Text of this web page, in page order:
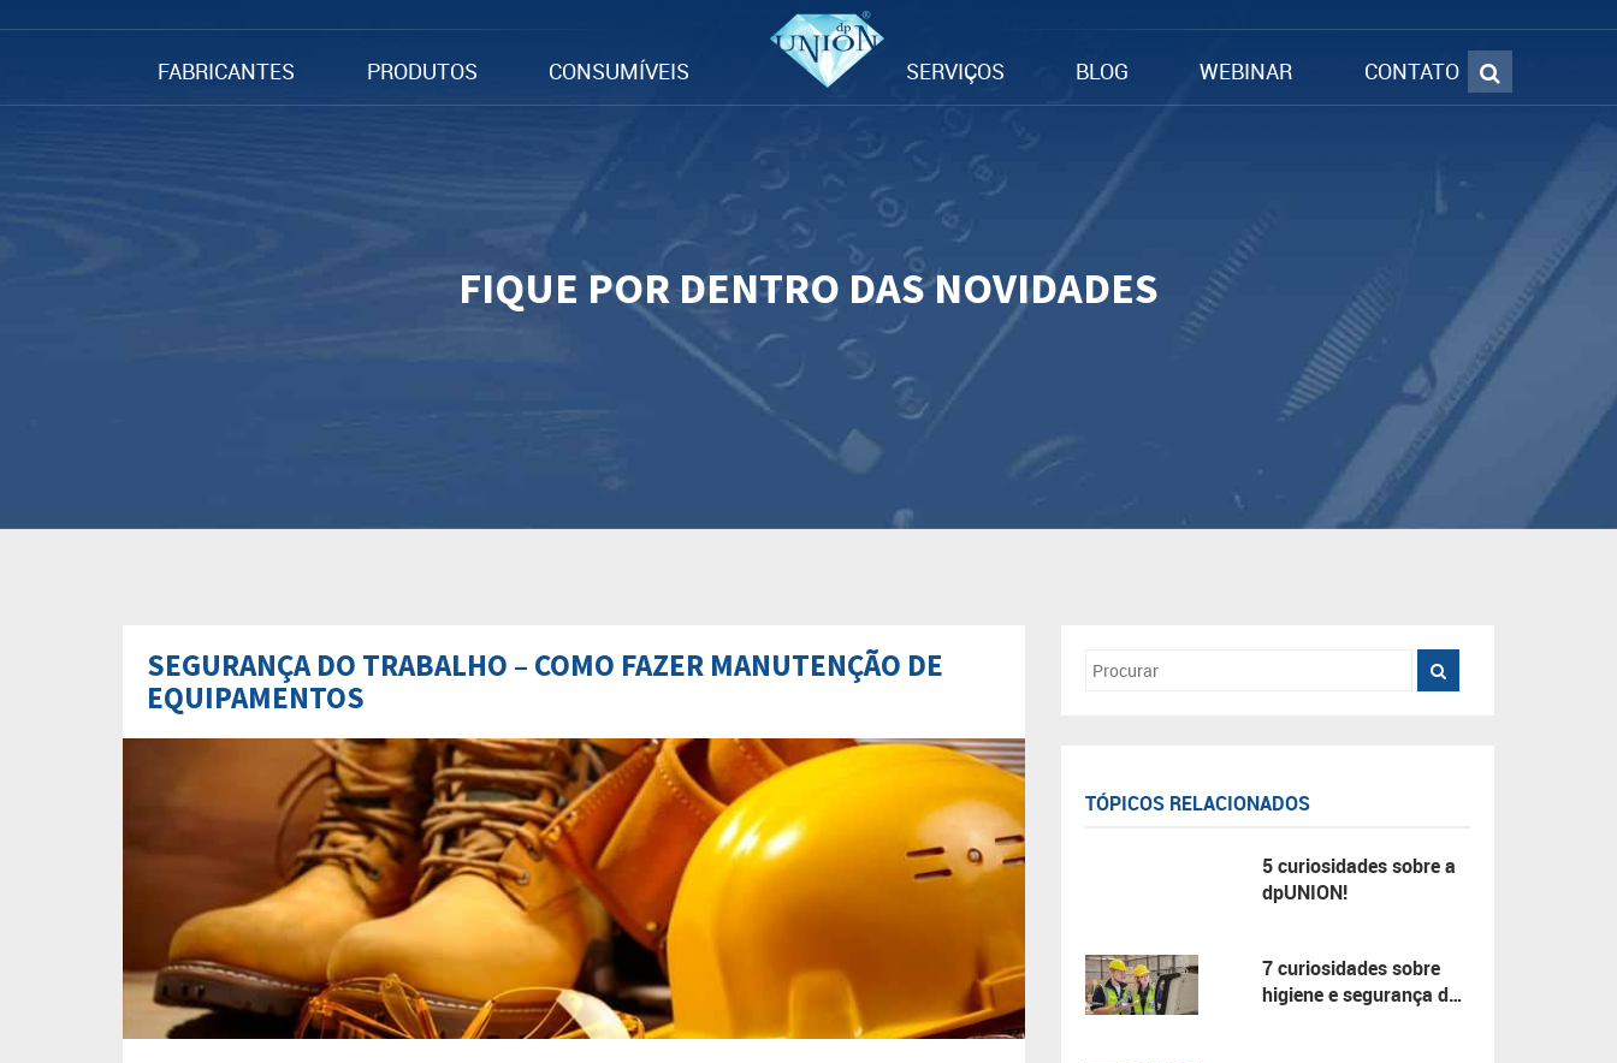
FABRICANTES PRODUTOS CONSUMÍVEIS SERVIÇOS BLOG WEBINAR CONTATO
FIQUE POR DENTRO DAS NOVIDADES
SEGURANÇA DO TRABALHO – COMO FAZER MANUTENÇÃO DE
EQUIPAMENTOS
TÓPICOS RELACIONADOS
5 curiosidades sobre a
dpUNION!
7 curiosidades sobre
higiene e segurança do